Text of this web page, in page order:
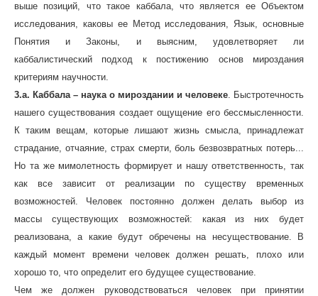
выше позиций, что такое каббала, что является ее Объектом
исследования, каковы ее Метод исследования, Язык, основные
Понятия и Законы, и выясним, удовлетворяет ли
каббалистический подход к постижению основ мироздания
критериям научности.
3.a. Каббала – наука о мироздании и человеке . Быстротечность
нашего существования создает ощущение его бессмысленности.
К таким вещам, которые лишают жизнь смысла, принадлежат
страдание, отчаяние, страх смерти, боль безвозвратных потерь...
Но та же мимолетность формирует и нашу ответственность, так
как все зависит от реализации по существу временных
возможностей. Человек постоянно должен делать выбор из
массы существующих возможностей: какая из них будет
реализована, а какие будут обречены на несуществование. В
каждый момент времени человек должен решать, плохо или
хорошо то, что определит его будущее существование.
Чем же должен руководствоваться человек при принятии